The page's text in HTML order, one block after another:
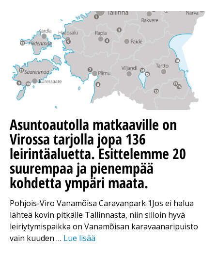
Asuntoautolla matkaaville on
Virossa tarjolla jopa 136
leirintäaluetta. Esittelemme 20
suurempaa ja pienempää
kohdetta ympäri maata.
Pohjois-Viro Vanamõisa Caravanpark 1Jos ei halua
lähteä kovin pitkälle Tallinnasta, niin silloin hyvä
leiriytymispaikka on Vanamõisan karavaanaripuisto
vain kuuden … Lue lisää